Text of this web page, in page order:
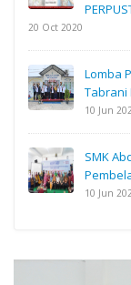
20 Oct 2020
Lomba
Tabrani
10 Jun
SMK
10 Jun